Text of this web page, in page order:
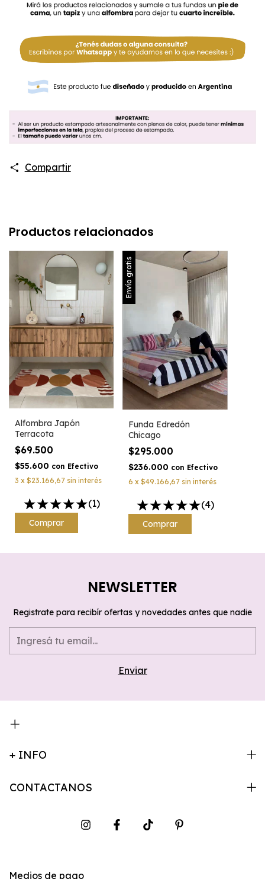
Compartir
Productos relacionados
Alfombra Japón
Terracota
$69.500
$55.600 con Efectivo
3 x $23.166,67 sin interés
(1)
Envío gratis
Funda Edredón
Chicago
$295.000
$236.000 con Efectivo
6 x$49.166,67 sin interés
(4)
Comprar
NEWSLETTER
Registrate para recibír ofertas y novedades antes que nadie
+ INFO
CONTACTANOS
Medios de pago